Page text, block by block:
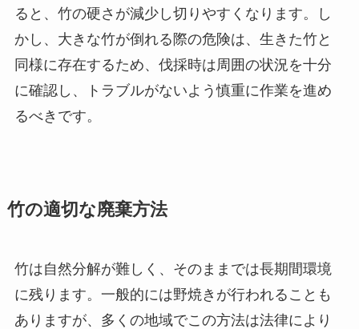
ると、竹の硬さが減少し切りやすくなります。し
かし、大きな竹が倒れる際の危険は、生きた竹と
同様に存在するため、伐採時は周囲の状況を十分
に確認し、トラブルがないよう慎重に作業を進め
るべきです。
竹の適切な廃棄方法
竹は自然分解が難しく、そのままでは長期間環境
に残ります。一般的には野焼きが行われることも
ありますが、多くの地域でこの方法は法律により